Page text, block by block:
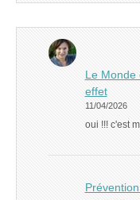
Le Monde
effet
11/04/2026
oui !!! c'est